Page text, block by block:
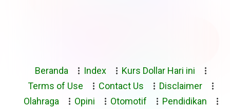
Beranda Index
Kurs Dollar Hari ini
Terms of Use
Contact Us
Disclaimer
Olahraga
Opini Otomotif
Pendidikan